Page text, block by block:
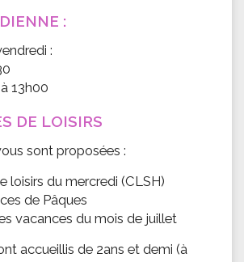
:
:
13h00
DE LOISIRS
sont proposées :
loisirs du mercredi (CLSH)
de Pâques
vacances du mois de juillet
accueillis de 2ans et demi (à